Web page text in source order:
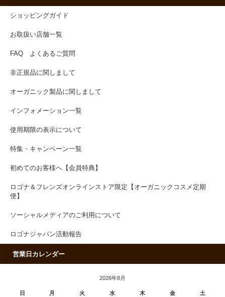
ショッピングガイド
お取扱い店舗一覧
FAQ よくあるご質問
非正規品に関しまして
オーガニック製品に関しまして
インフォメーション一覧
使用期限の表示について
特集・キャンペーン一覧
初めてのお客様へ【会員特典】
ロゴナ＆フレンズオンラインストア限定【オーガニックコスメ定期
便】
ソーシャルメディアのご利用について
ロゴナジャパン活動報告
営業日カレンダー
2026年8月
日 月 火 水 木 金 土